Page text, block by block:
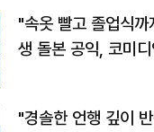
"속옷 빨고 졸업식
생 돌본 공익, 코미
"경솔한 언행 깊이